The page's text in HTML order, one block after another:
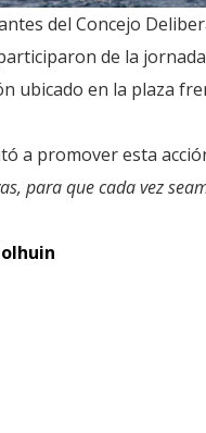
del Concejo
de la
ubicado en la plaza
a promover esta
para que cada vez